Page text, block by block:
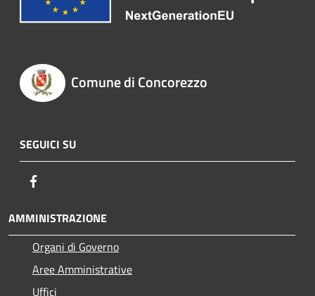
Comune di Concorezzo
SEGUICI SU
AMMINISTRAZIONE
Organi di Governo
Aree Amministrative
Uffici